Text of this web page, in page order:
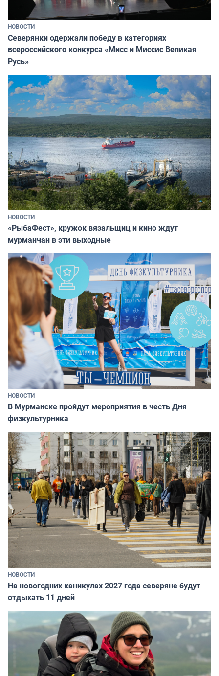
НОВОСТИ
Северянки одержали победу в категориях
всероссийского конкурса «Мисс и Миссис Великая
Русь»
НОВОСТИ
«РыбаФест», кружок вязальщиц и кино ждут
мурманчан в эти выходные
НОВОСТИ
В Мурманске пройдут мероприятия в честь Дня
физкультурника
НОВОСТИ
На новогодних каникулах 2027 года северяне будут
отдыхать 11 дней